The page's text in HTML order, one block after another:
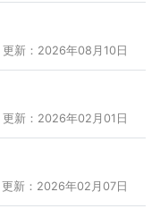
更新：2026年08月10日
更新：2026年02月01日
更新：2026年02月07日